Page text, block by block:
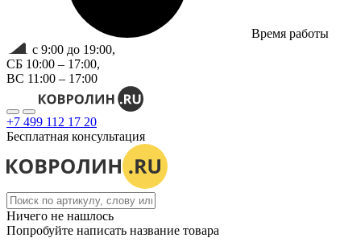
Время работы
с 9:00 до 19:00,
СБ 10:00 – 17:00,
ВС 11:00 – 17:00
+7 499 112 17 20
Бесплатная консультация
Ничего не нашлось
Попробуйте написать название товара